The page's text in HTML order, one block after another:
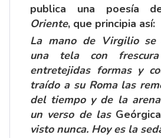
publica una poesía
Oriente, que principia así:
La mano de Virgilio se
una tela con
entretejidas formas y
traído a su Roma las
del tiempo y de la
un verso de las
visto nunca. Hoy es la